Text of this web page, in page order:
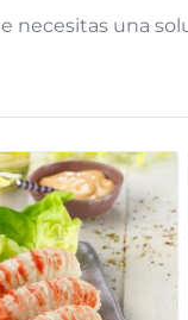
necesitas una